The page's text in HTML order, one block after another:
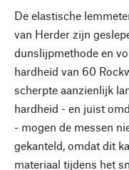
De elastische
van Herder zijn
dunslijpmethode en
hardheid van 60
scherpte aanzienlijk
hardheid - en juist
- mogen de messen
gekanteld, omdat dit
materiaal tijdens het